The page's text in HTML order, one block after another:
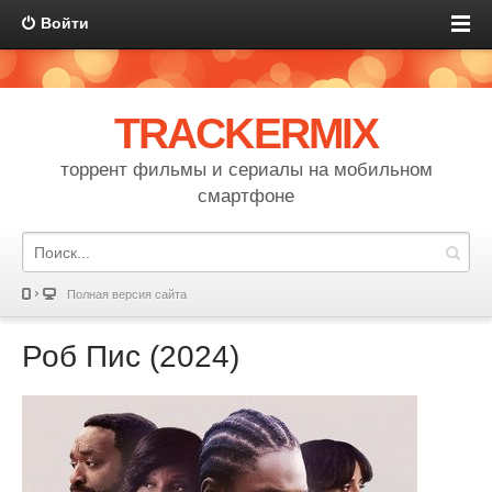
Войти
TRACKERMIX
торрент фильмы и сериалы на мобильном
смартфоне
Полная версия сайта
Роб Пис (2024)